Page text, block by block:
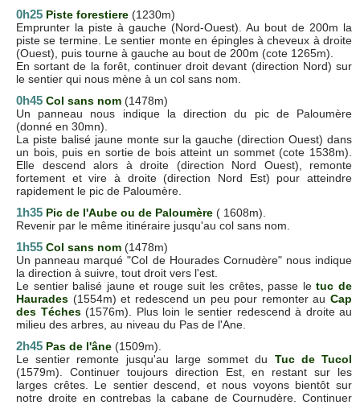
0h25 Piste forestiere (1230m)
Emprunter la piste à gauche (Nord-Ouest). Au bout de 200m la
piste se termine. Le sentier monte en épingles à cheveux à droite
(Ouest), puis tourne à gauche au bout de 200m (cote 1265m).
En sortant de la forêt, continuer droit devant (direction Nord) sur
le sentier qui nous mène à un col sans nom.
0h45 Col sans nom (1478m)
Un panneau nous indique la direction du pic de Paloumère
(donné en 30mn).
La piste balisé jaune monte sur la gauche (direction Ouest) dans
un bois, puis en sortie de bois atteint un sommet (cote 1538m).
Elle descend alors à droite (direction Nord Ouest), remonte
fortement et vire à droite (direction Nord Est) pour atteindre
rapidement le pic de Paloumère.
1h35 Pic de l'Aube ou de Paloumère ( 1608m).
Revenir par le même itinéraire jusqu'au col sans nom.
1h55 Col sans nom (1478m)
Un panneau marqué "Col de Hourades Cornudère" nous indique
la direction à suivre, tout droit vers l'est.
Le sentier balisé jaune et rouge suit les crêtes, passe letuc de
Haurades (1554m) et redescend un peu pour remonter au Cap
des Téches(1576m). Plus loin le sentier redescend à droite au
milieu des arbres, au niveau du Pas de l'Ane.
2h45 Pas de l'âne (1509m).
Le sentier remonte jusqu'au large sommet du Tuc de Tucol
(1579m). Continuer toujours direction Est, en restant sur les
larges crêtes. Le sentier descend, et nous voyons bientôt sur
notre droite en contrebas la cabane de Cournudère. Continuer